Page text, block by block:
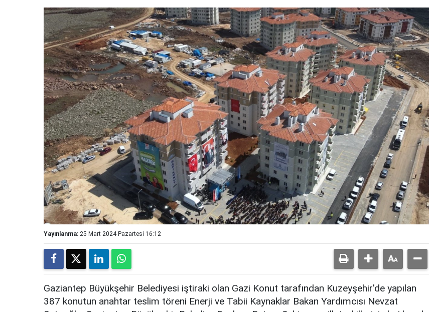
Yayınlanma: 25 Mart 2024 Pazartesi 16:12
Gaziantep Büyükşehir Belediyesi iştiraki olan Gazi Konut tarafından Kuzeyşehir’de yapılan
387 konutun anahtar teslim töreni Enerji ve Tabii Kaynaklar Bakan Yardımcısı Nevzat